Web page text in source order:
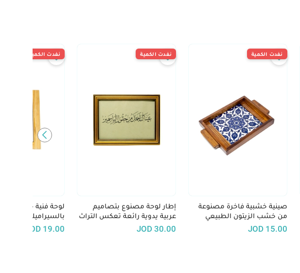
صينية خشبية فاخرة مصنوعة
من خشب الزيتون الطبيعي
15.00
JOD
نفدت الكمية
إطار لوحة مصنوع بتصاميم
عربية يدوية رائعة تعكس التراث
الفني العربي الأصيل
30.00
JOD
نفدت الكمية
لوحة فنية خشبية
بالسيراميك الملون
الأرض ما يستحق
19.00
JOD
نفدت الكمية